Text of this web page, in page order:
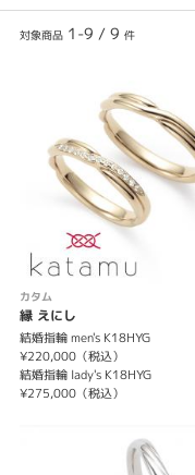
表示列数
対象商品 1-9 / 9 件
カタム
縁 えにし
結婚指輪 men's K18HYG
¥220,000（税込）
結婚指輪 lady's K18HYG
¥275,000（税込）